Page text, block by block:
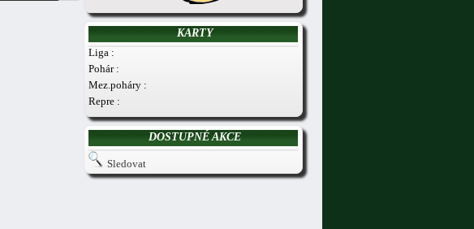
KARTY
Liga :
Pohár :
Mez.poháry :
Repre :
DOSTUPNÉ AKCE
Sledovat